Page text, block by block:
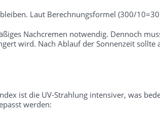
Laut Berechnungsformel (300/
Nachcremen notwendig. Dennoch
wird. Nach Ablauf der Sonnenzeit sollte
ist die UV-Strahlung intensiver, was
werden: